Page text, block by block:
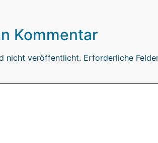
Kommentar
nicht veröffentlicht. Erforderliche